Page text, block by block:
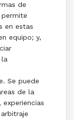
de
en estas
equipo; y,
la
Se puede
de la